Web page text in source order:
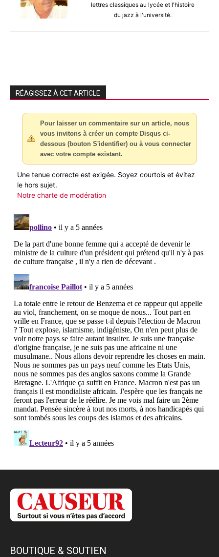
lettres classiques au lycée et l'histoire
du jazz à l'université.
RÉAGISSEZ À CET ARTICLE
Pour laisser un commentaire sur un article, nous
vous invitons à créer un compte Disqus ci-
dessous (bouton S'identifier) ou à vous connecter
avec votre compte existant.
Une tenue correcte est exigée. Soyez courtois et évitez
le hors sujet.
Notre charte de modération
BOUTIQUE & SOUTIEN